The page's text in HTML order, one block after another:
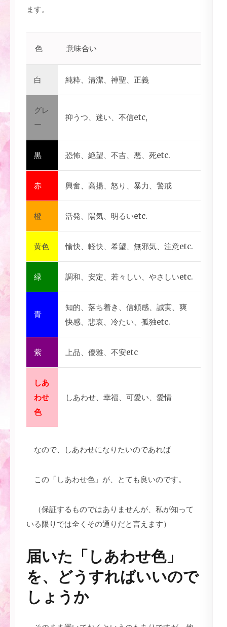
ます。
色 意味合い
白 純粋、清潔、神聖、正義
グレ
ー
抑うつ、迷い、不信etc,
黒 恐怖、絶望、不吉、悪、死etc.
赤 興奮、高揚、怒り、暴力、警戒
橙 活発、陽気、明るいetc.
黄色 愉快、軽快、希望、無邪気、注意etc.
緑 調和、安定、若々しい、やさしいetc.
青
知的、落ち着き、信頼感、誠実、爽
快感、悲哀、冷たい、孤独etc.
紫 上品、優雅、不安etc
しあ
わせ
色
しあわせ、幸福、可愛い、愛情
なので、しあわせになりたいのであれば
この「しあわせ色」が、とても良いのです。
（保証するものではありませんが、私が知って
いる限りでは全くその通りだと言えます）
届いた「しあわせ色」
を、どうすればいいので
しょうか